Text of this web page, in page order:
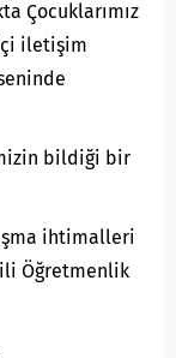
Çocuklarımız
iletişim
bildiği bir
ihtimalleri
Öğretmenlik